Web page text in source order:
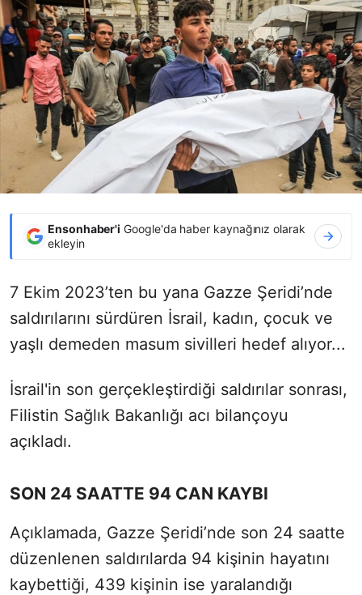
Ensonhaber'i Google'da haber kaynağınız olarak
ekleyin
7 Ekim 2023’ten bu yana Gazze Şeridi’nde
saldırılarını sürdüren İsrail, kadın, çocuk ve
yaşlı demeden masum sivilleri hedef alıyor...
İsrail'in son gerçekleştirdiği saldırılar sonrası,
Filistin Sağlık Bakanlığı acı bilançoyu
açıkladı.
SON 24 SAATTE 94 CAN KAYBI
Açıklamada, Gazze Şeridi’nde son 24 saatte
düzenlenen saldırılarda 94 kişinin hayatını
kaybettiği, 439 kişinin ise yaralandığı